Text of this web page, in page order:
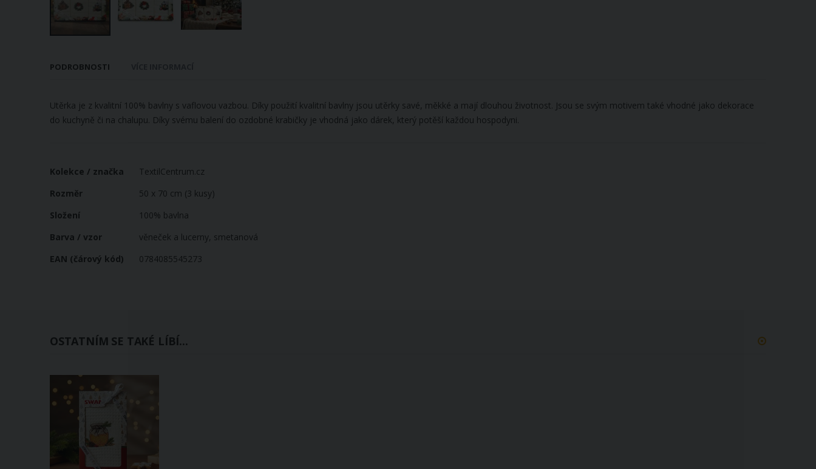
začátek
s
obrázky
PODROBNOSTI
Utěrka je z kvalitní 100% bavlny s vaflovou vazbou. Díky použití kvalitní bavlny jsou utěrky savé, měkké a mají dlouhou životnost. Jsou se svým motivem také vhodné jako dekorace
do kuchyně či na chalupu. Díky svému balení do ozdobné krabičky je vhodná jako dárek, který potěší každou hospodyni.
Více
Kolekce / značka
TextilCentrum.cz
Rozměr
50 x 70 cm (3 kusy)
Složení
100% bavlna
Barva / vzor
věneček a lucerny, smetanová
EAN (čárový kód)
0784085545273
OSTATNÍM SE TAKÉ LÍBÍ...